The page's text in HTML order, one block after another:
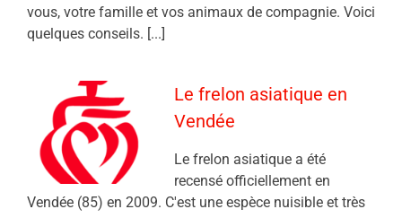
vous, votre famille et vos animaux de compagnie. Voici
quelques conseils. [...]
Le frelon asiatique en
Vendée
Le frelon asiatique a été
recensé officiellement en
Vendée (85) en 2009. C'est une espèce nuisible et très